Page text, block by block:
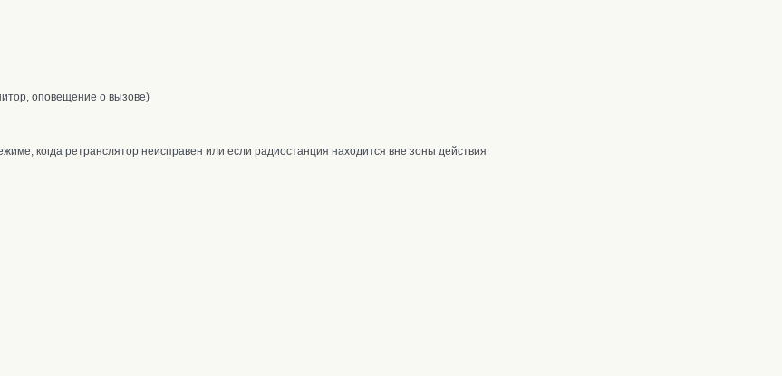
оповещение о вызове)
когда ретранслятор неисправен или если радиостанция находится вне зоны действия